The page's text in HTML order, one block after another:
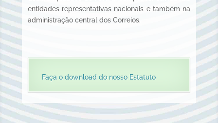
entidades representativas nacionais e também na
administração central dos Correios.
Faça o download do nosso Estatuto